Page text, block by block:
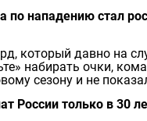
по нападению стал
который давно на
набирать очки,
сезону и не
России только в 30